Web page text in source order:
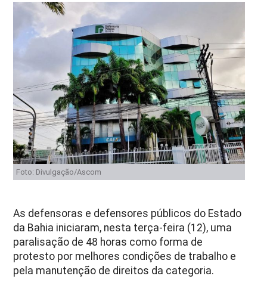
Foto: Divulgação/Ascom
As defensoras e defensores públicos do Estado
da Bahia iniciaram, nesta terça-feira (12), uma
paralisação de 48 horas como forma de
protesto por melhores condições de trabalho e
pela manutenção de direitos da categoria.